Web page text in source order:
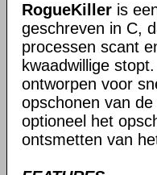
RogueKiller is
geschreven in C,
processen scant
kwaadwillige
ontworpen voor
opschonen van
optioneel het
ontsmetten van